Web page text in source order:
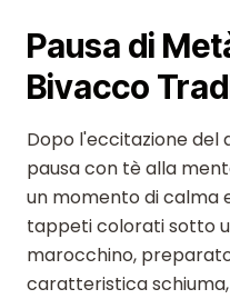
Pausa di
Bivacco
Dopo l'eccitazione del
pausa con tè alla
un momento di calma
tappeti colorati sotto
marocchino,
caratteristica